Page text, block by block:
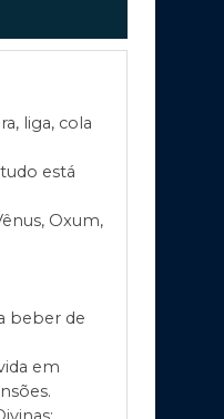
liga, cola
está
Oxum,
beber de
em